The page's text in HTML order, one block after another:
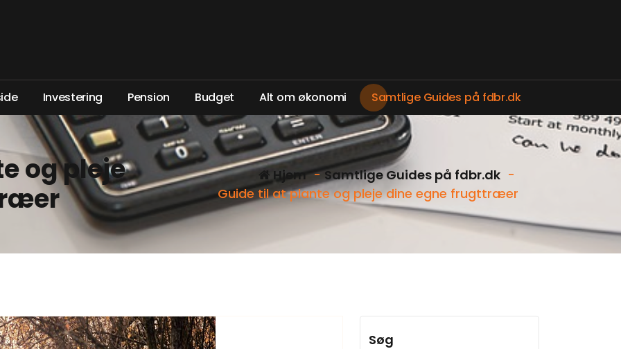
ide Investering Pension Budget Alt om økonomi Samtlige Guides på fdbr.dk
og pleje
Hjem-Samtlige Guides på fdbr.dk -
Guide til at plante og pleje dine egne frugttræer
Søg